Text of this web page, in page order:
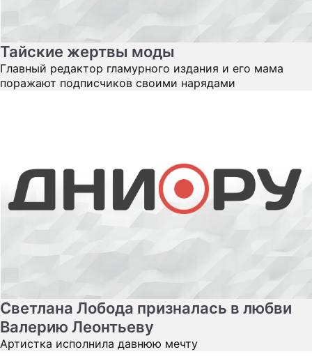
Тайские жертвы моды
Главный редактор гламурного издания и его мама
поражают подписчиков своими нарядами
Светлана Лобода призналась в любви
Валерию Леонтьеву
Артистка исполнила давнюю мечту